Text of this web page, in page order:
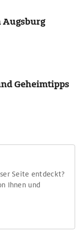
Augsburg
Geheimtipps
Seite entdeckt?
Ihnen und